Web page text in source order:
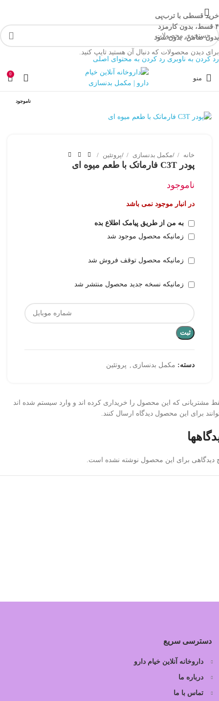
خرید قسطی با ترب‌پی
۴ قسط، بدون کارمزد
بدون ضامن، بدون سود
رد کردن به ناوبری رد کردن به محتوای اصلی
منو
0
ناموجود
خانه /مکمل بدنسازی /پروتئین
پودر C3T فارماتک با طعم میوه ای
ناموجود
در انبار موجود نمی باشد
به من از طریق پیامک اطلاع بده
زمانیکه محصول موجود شد
زمانیکه محصول توقف فروش شد
زمانیکه نسخه جدید محصول منتشر شد
ثبت
دسته: مکمل بدنسازی , پروتئین
دیدگاهی برای این محصول نوشته نشده است.
مشتریانی که این محصول را خریداری کرده اند و وارد سیستم شده اند
برای این محصول دیدگاه ارسال کنند.
دسترسی سریع
داروخانه آنلاین خیام دارو
درباره ما
تماس با ما
برای دیدن محصولات که دنبال آن هستید تایپ کنید.